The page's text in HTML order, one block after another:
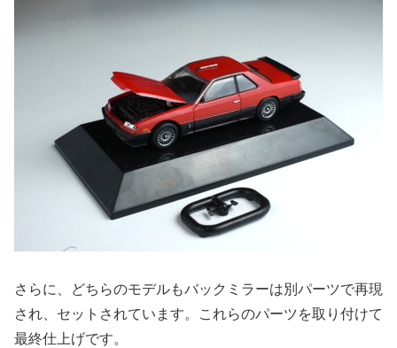
さらに、どちらのモデルもバックミラーは別パーツで再現
され、セットされています。これらのパーツを取り付けて
最終仕上げです。